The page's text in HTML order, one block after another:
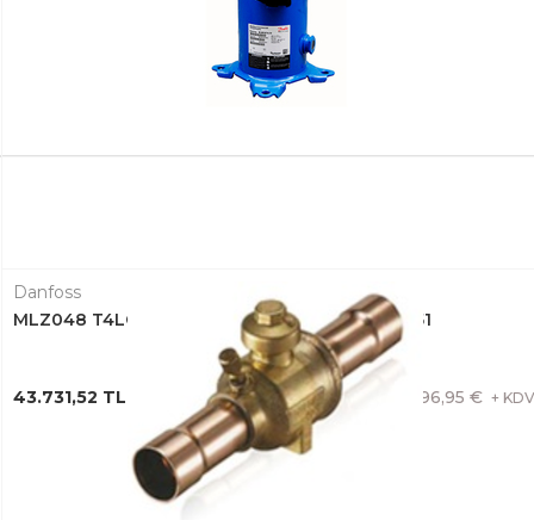
Danfoss
MLZ048 T4LC9A SCROLL KOMPRESÖR 121L8651
796,95 € + KDV
43.731,52 TL + KDV